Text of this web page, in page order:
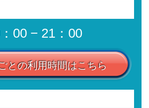
00 − 21：00
との利用時間はこちら